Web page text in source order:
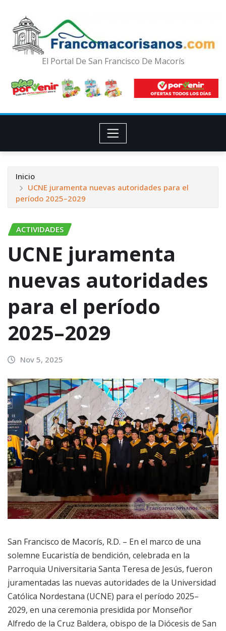
El Portal De San Francisco De Macorís
Inicio
UCNE juramenta nuevas autoridades para el
período 2025–2029
ACTIVIDADES
UCNE juramenta
nuevas autoridades
para el período
2025–2029
Nov 5, 2025
San Francisco de Macorís, R.D. – En el marco de una
solemne Eucaristía de bendición, celebrada en la
Parroquia Universitaria Santa Teresa de Jesús, fueron
juramentadas las nuevas autoridades de la Universidad
Católica Nordestana (UCNE) para el período 2025–
2029, en una ceremonia presidida por Monseñor
Alfredo de la Cruz Baldera, obispo de la Diócesis de San